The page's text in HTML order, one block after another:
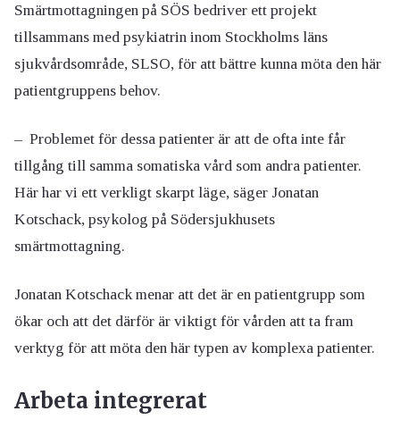
Smärtmottagningen på SÖS bedriver ett projekt
tillsammans med psykiatrin inom Stockholms läns
sjukvårdsområde, SLSO, för att bättre kunna möta den här
patientgruppens behov.
– Problemet för dessa patienter är att de ofta inte får
tillgång till samma somatiska vård som andra patienter.
Här har vi ett verkligt skarpt läge, säger Jonatan
Kotschack, psykolog på Södersjukhusets
smärtmottagning.
Jonatan Kotschack menar att det är en patientgrupp som
ökar och att det därför är viktigt för vården att ta fram
verktyg för att möta den här typen av komplexa patienter.
Arbeta integrerat